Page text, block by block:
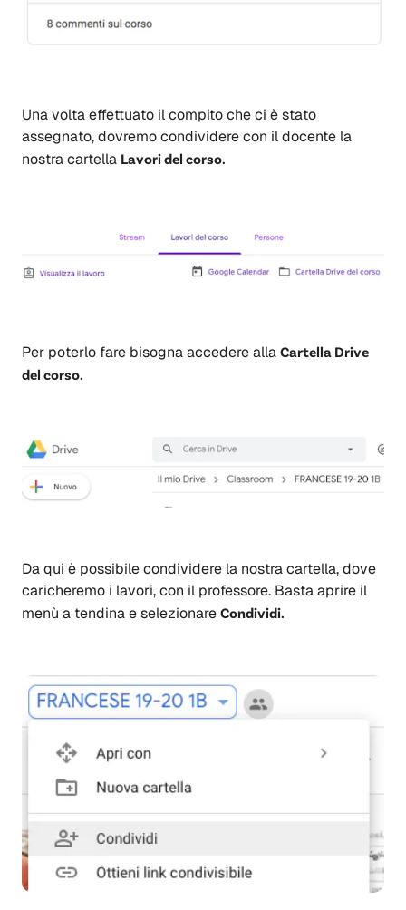
Una volta effettuato il compito che ci è stato
assegnato, dovremo condividere con il docente la
nostra cartella Lavori del corso.
Per poterlo fare bisogna accedere alla Cartella Drive
del corso.
Da qui è possibile condividere la nostra cartella, dove
caricheremo i lavori, con il professore. Basta aprire il
menù a tendina e selezionare Condividi.